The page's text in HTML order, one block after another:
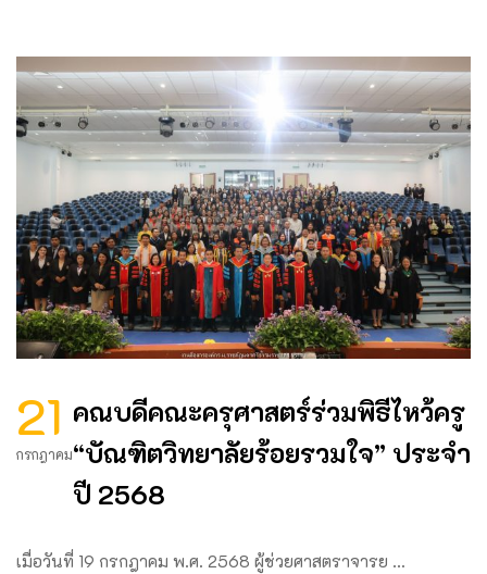
21
กรกฎาคม
คณบดีคณะครุศาสตร์ร่วมพิธีไหว้ครู
“บัณฑิตวิทยาลัยร้อยรวมใจ” ประจำ
ปี 2568
เมื่อวันที่ 19 กรกฎาคม พ.ศ. 2568 ผู้ช่วยศาสตราจารย …